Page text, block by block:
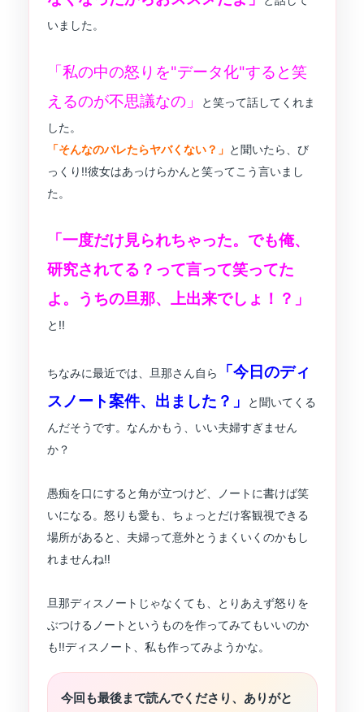
いました。
「私の中の怒りを"データ化"すると笑
えるのが不思議なの」
と笑って話してくれま
した。
「そんなのバレたらヤバくない？」 と聞いたら、び
っくり‼︎彼女はあっけらかんと笑ってこう言いまし
た。
「一度だけ見られちゃった。でも俺、
研究されてる？って言って笑ってた
よ。うちの旦那、上出来でしょ！？」
と!!
ちなみに最近では、旦那さん自ら
「今日のディ
スノート案件、出ました？」
と聞いてくる
んだそうです。なんかもう、いい夫婦すぎません
か？
愚痴を口にすると角が立つけど、ノートに書けば笑
いになる。怒りも愛も、ちょっとだけ客観視できる
場所があると、夫婦って意外とうまくいくのかもし
れませんね‼︎
旦那ディスノートじゃなくても、とりあえず怒りを
ぶつけるノートというものを作ってみてもいいのか
も‼︎ディスノート、私も作ってみようかな。
今回も最後まで読んでくださり、ありがと